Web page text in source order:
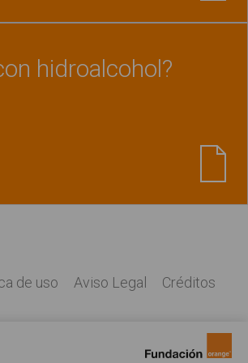
hidroalcohol?
de uso Aviso Legal Créditos